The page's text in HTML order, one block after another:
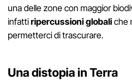
una delle zone con maggior
infattiripercussioni globaliche
permetterci di trascurare.
Una distopia in Terra